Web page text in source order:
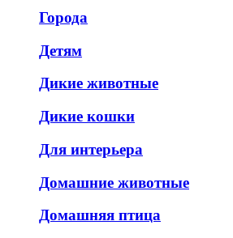
Города
Детям
Дикие животные
Дикие кошки
Для интерьера
Домашние животные
Домашняя птица